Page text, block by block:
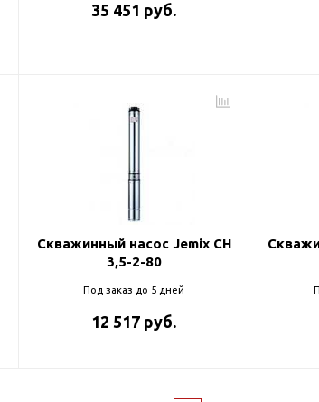
35 451 руб.
Скважинный насос Jemix CH
3,5-2-80
Под заказ до 5 дней
12 517 руб.